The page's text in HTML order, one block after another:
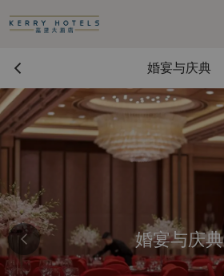
婚宴与庆典
婚宴与庆典